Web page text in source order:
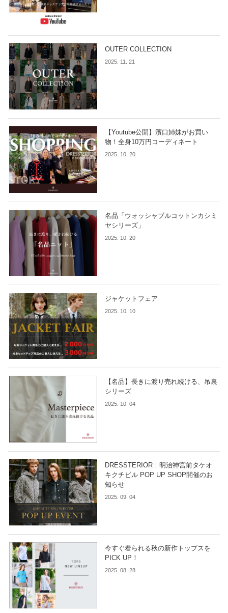
OUTER COLLECTION
2025. 11. 21
【Youtube公開】濱口姉妹がお買い
物！全身10万円コーディネート
2025. 10. 20
名品「ウォッシャブルコットンカシミ
ヤシリーズ」
2025. 10. 20
ジャケットフェア
2025. 10. 10
【名品】長きに渡り売れ続ける、吊裏
シリーズ
2025. 10. 04
DRESSTERIOR｜明治神宮前タケオ
キクチビル POP UP SHOP開催のお
知らせ
2025. 09. 04
今すぐ着られる秋の新作トップスを
PICK UP！
2025. 08. 28